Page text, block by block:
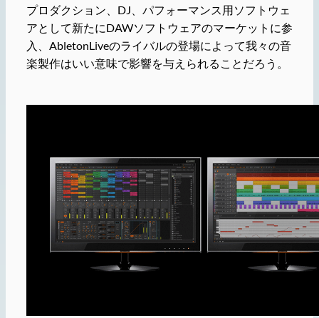
プロダクション、DJ、パフォーマンス用ソフトウェ
アとして新たにDAWソフトウェアのマーケットに参
入、AbletonLiveのライバルの登場によって我々の音
楽製作はいい意味で影響を与えられることだろう。